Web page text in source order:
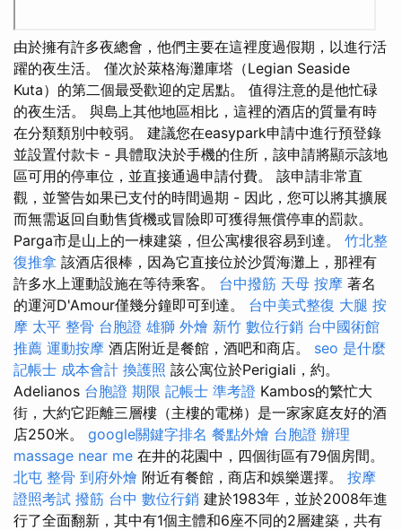
由於擁有許多夜總會，他們主要在這裡度過假期，以進行活
躍的夜生活。 僅次於萊格海灘庫塔（Legian Seaside
Kuta）的第二個最受歡迎的定居點。 值得注意的是他忙碌
的夜生活。 與島上其他地區相比，這裡的酒店的質量有時
在分類類別中較弱。 建議您在easypark申請中進行預登錄
並設置付款卡 - 具體取決於手機的住所，該申請將顯示該地
區可用的停車位，並直接通過申請付費。 該申請非常直
觀，並警告如果已支付的時間過期 - 因此，您可以將其擴展
而無需返回自動售貨機或冒險即可獲得無償停車的罰款。
Parga市是山上的一棟建築，但公寓樓很容易到達。 竹北整
復推拿 該酒店很棒，因為它直接位於沙質海灘上，那裡有
許多水上運動設施在等待乘客。 台中撥筋 天母 按摩 著名
的運河D'Amour僅幾分鐘即可到達。 台中美式整復 大腿 按
摩 太平 整骨 台胞證 雄獅 外燴 新竹 數位行銷 台中國術館
推薦 運動按摩 酒店附近是餐館，酒吧和商店。 seo 是什麼
記帳士 成本會計 換護照 該公寓位於Perigiali，約。
Adelianos 台胞證 期限 記帳士 準考證 Kambos的繁忙大
街，大約它距離三層樓（主樓的電梯）是一家家庭友好的酒
店250米。 google關鍵字排名 餐點外燴 台胞證 辦理
massage near me 在井的花園中，四個街區有79個房間。
北屯 整骨 到府外燴 附近有餐館，商店和娛樂選擇。 按摩
證照考試 撥筋 台中 數位行銷 建於1983年，並於2008年進
行了全面翻新，其中有1個主體和6座不同的2層建築，共有